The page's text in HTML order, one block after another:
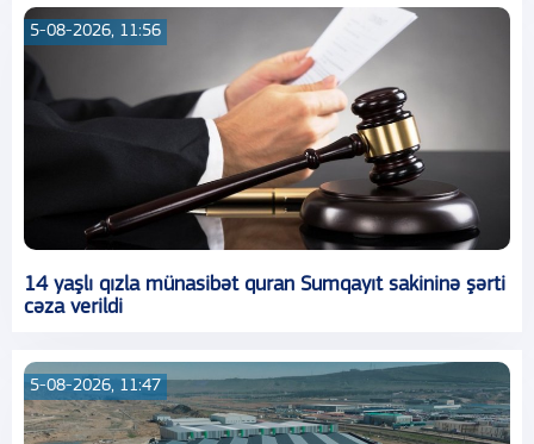
5-08-2026, 11:56
14 yaşlı qızla münasibət quran Sumqayıt sakininə şərti
cəza verildi
5-08-2026, 11:47